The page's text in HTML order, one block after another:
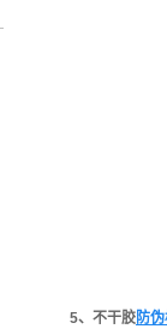
5、不干胶防